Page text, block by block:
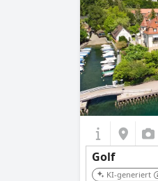
Golf
KI-generiert